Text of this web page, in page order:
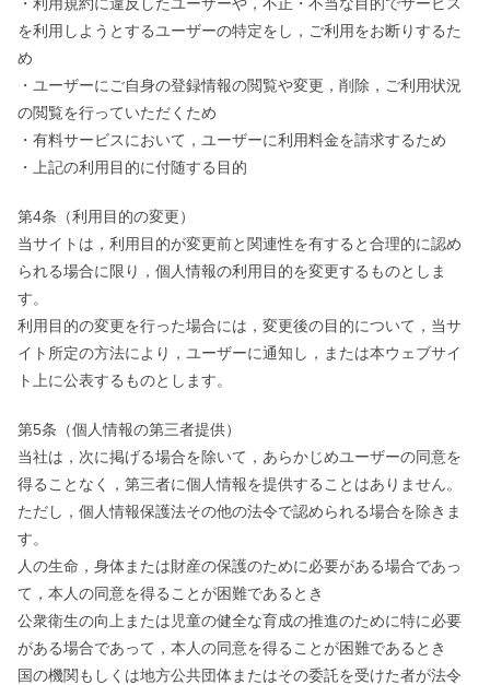
・利用規約に違反したユーザーや，不正・不当な目的でサービス
を利用しようとするユーザーの特定をし，ご利用をお断りするた
め
・ユーザーにご自身の登録情報の閲覧や変更，削除，ご利用状況
の閲覧を行っていただくため
・有料サービスにおいて，ユーザーに利用料金を請求するため
・上記の利用目的に付随する目的
第4条（利用目的の変更）
当サイトは，利用目的が変更前と関連性を有すると合理的に認め
られる場合に限り，個人情報の利用目的を変更するものとしま
す。
利用目的の変更を行った場合には，変更後の目的について，当サ
イト所定の方法により，ユーザーに通知し，または本ウェブサイ
ト上に公表するものとします。
第5条（個人情報の第三者提供）
当社は，次に掲げる場合を除いて，あらかじめユーザーの同意を
得ることなく，第三者に個人情報を提供することはありません。
ただし，個人情報保護法その他の法令で認められる場合を除きま
す。
人の生命，身体または財産の保護のために必要がある場合であっ
て，本人の同意を得ることが困難であるとき
公衆衛生の向上または児童の健全な育成の推進のために特に必要
がある場合であって，本人の同意を得ることが困難であるとき
国の機関もしくは地方公共団体またはその委託を受けた者が法令